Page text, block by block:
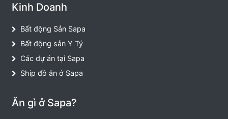
Kinh Doanh
Bất động Sản Sapa
Bất động sản Y Tý
Các dự án tại Sapa
Ship đồ ăn ở Sapa
Ăn gì ở Sapa?